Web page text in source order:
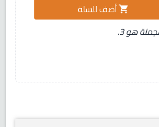
shopping_cartأضف للسلة
هو 3.